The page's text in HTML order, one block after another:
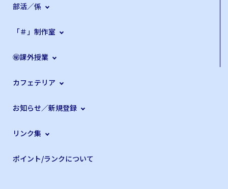
部活／係
「＃」制作室
㊙課外授業
カフェテリア
お知らせ／新規登録
リンク集
ポイント/ランクについて